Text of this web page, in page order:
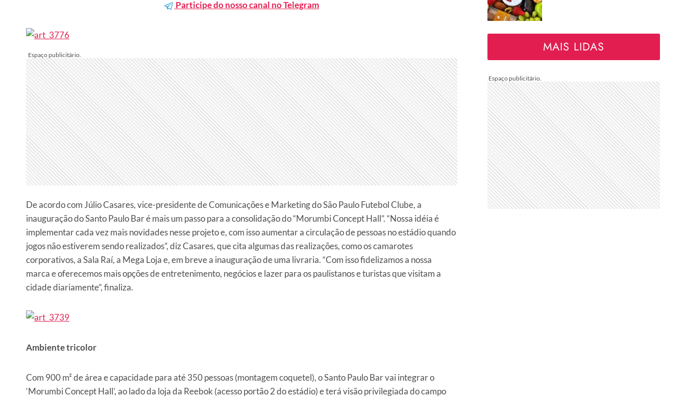
Participe do nosso canal no Telegram
De acordo com Júlio Casares, vice-presidente de Comunicações e Marketing do São Paulo Futebol Clube, a
inauguração do Santo Paulo Bar é mais um passo para a consolidação do “Morumbi Concept Hall”. “Nossa idéia é
implementar cada vez mais novidades nesse projeto e, com isso aumentar a circulação de pessoas no estádio quando
jogos não estiverem sendo realizados”, diz Casares, que cita algumas das realizações, como os camarotes
corporativos, a Sala Raí, a Mega Loja e, em breve a inauguração de uma livraria. “Com isso fidelizamos a nossa
marca e oferecemos mais opções de entretenimento, negócios e lazer para os paulistanos e turistas que visitam a
cidade diariamente”, finaliza.
Ambiente tricolor
Com 900 m² de área e capacidade para até 350 pessoas (montagem coquetel), o Santo Paulo Bar vai integrar o
‘Morumbi Concept Hall’, ao lado da loja da Reebok (acesso portão 2 do estádio) e terá visão privilegiada do campo
MAIS LIDAS